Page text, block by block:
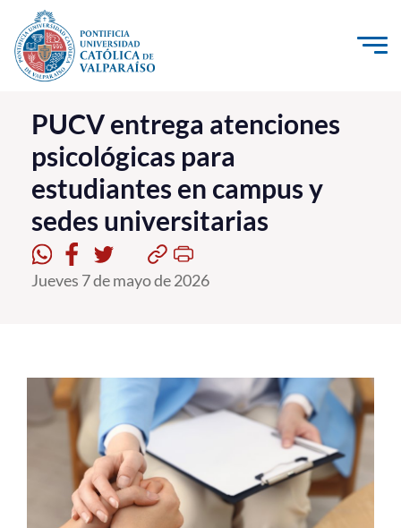
Click acá para ir directamente al contenido
La Universidad
Investigación, Creación e Innovación
PUCV Internacional
Vinculación con el Medio
Admisión
Formación Continua
Estudiantes
Académicos
Funcionarios
PUCV entrega atenciones
psicológicas para
estudiantes en campus y
sedes universitarias
Jueves 7 de mayo de 2026